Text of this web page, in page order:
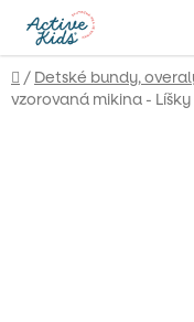
obsah
Domov
/ Detské bundy,
vzorovaná mikina - Líšky